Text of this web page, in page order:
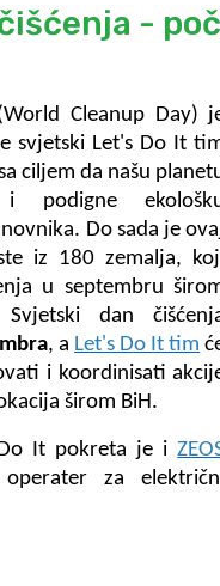
-
Cleanup Day)
svjetski Let's Do It
ciljem da našu
Do sada je
iz 180 zemalja,
u septembru
dan
, a Let's Do It tim
i koordinisati
širom BiH.
Do It pokreta je i
za